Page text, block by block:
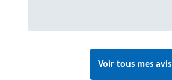
Voir tous mes avis